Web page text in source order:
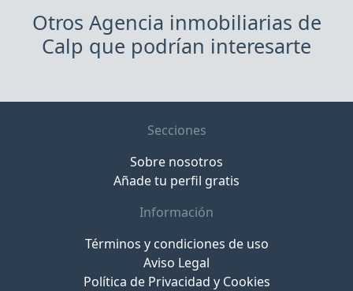
Otros Agencia inmobiliarias de
Calp que podrían interesarte
Secciones
Sobre nosotros
Añade tu perfil gratis
Información
Términos y condiciones de uso
Aviso Legal
Política de Privacidad y Cookies